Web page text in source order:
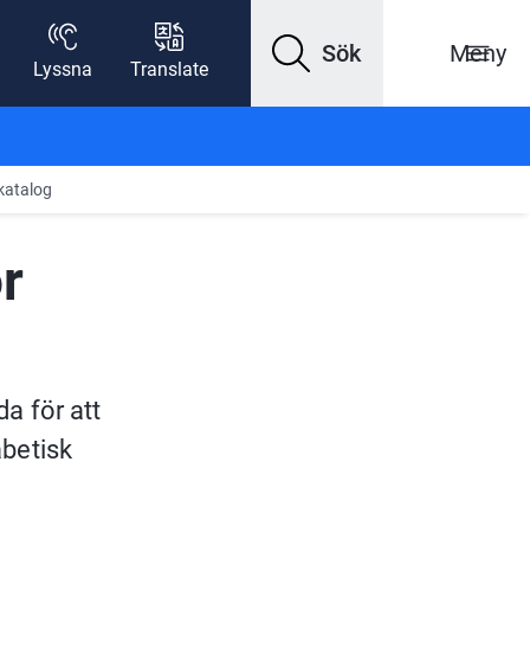
Lyssna Translate
Sök Meny
för att